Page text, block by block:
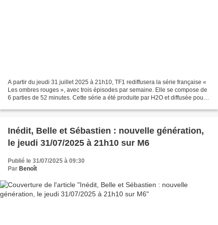
A partir du jeudi 31 juillet 2025 à 21h10, TF1 rediffusera la série française «
Les ombres rouges », avec trois épisodes par semaine. Elle se compose de
6 parties de 52 minutes. Cette série a été produite par H2O et diffusée pour
Inédit, Belle et Sébastien : nouvelle génération,
le jeudi 31/07/2025 à 21h10 sur M6
Publié le 31/07/2025 à 09:30
Par Benoît